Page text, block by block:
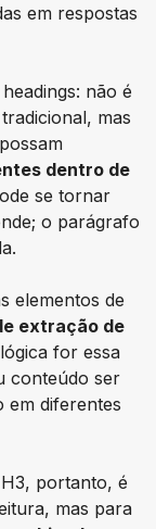
em respostas
não é
mas
dentro de
se tornar
o parágrafo
elementos de
extração de
for essa
conteúdo ser
em diferentes
portanto, é
mas para